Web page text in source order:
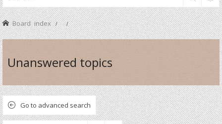
Board index
Unanswered topics
Go to advanced search